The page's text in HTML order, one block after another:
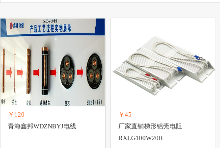
电热设备
电子电工项目合作 高压电器 低压电器 开关电源
配电装
体材料
电子元器件、组件 工业自动化装置 磁性材料 绝缘材料
电
机
光电子、激光仪器 UPS与电源
插座 电器成套设备 电源 电线、电缆
节电器 电气产品 其它电工设备
￥120
青海鑫邦WDZNBYJ电线
￥45
厂家直销梯形铝壳电阻
RXLG100W20R